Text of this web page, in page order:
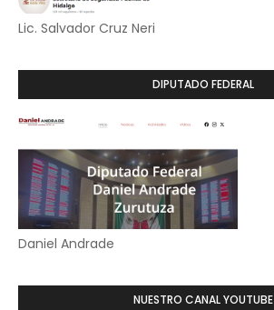
Lic. Salvador Cruz Neri
DIPUTADO FEDERAL
Daniel Andrade
NUESTRO CANAL YOUTUBE